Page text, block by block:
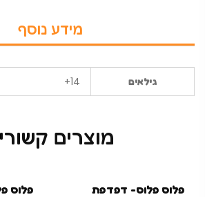
מידע נוסף
גילאים 14+
מוצרים
פלוס פלוס- דפדפת